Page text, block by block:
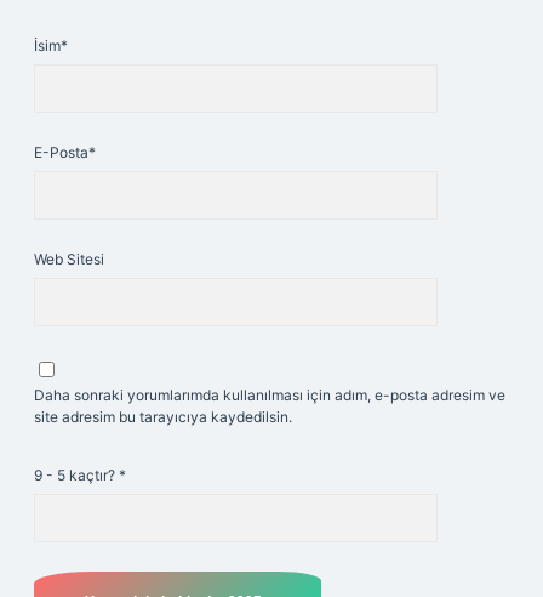
İsim*
E-Posta*
Web Sitesi
Daha sonraki yorumlarımda kullanılması için adım, e-posta adresim ve
site adresim bu tarayıcıya kaydedilsin.
9 - 5 kaçtır? *